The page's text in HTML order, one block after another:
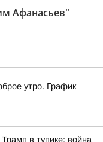
Афанасьев"
утро. График
в тупике: война